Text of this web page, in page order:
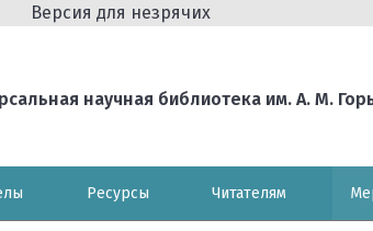
Версия для незрячих
научная библиотека им. А. М.
Ресурсы Читателям